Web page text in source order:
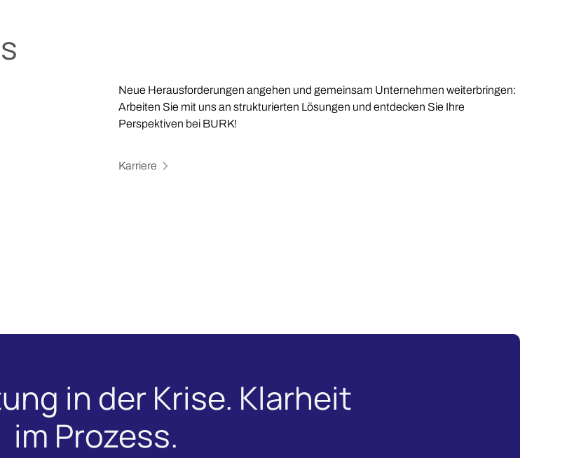
Neue Herausforderungen angehen und gemeinsam Unternehmen weiterbringen:
Arbeiten Sie mit uns an strukturierten Lösungen und entdecken Sie Ihre
Perspektiven bei BURK!
Karriere
in der Krise. Klarheit
im Prozess.